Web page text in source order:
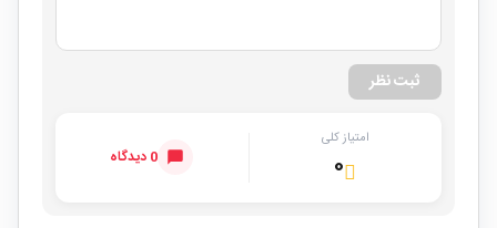
ثبت نظر
امتیاز کلی
۰ 0 دیدگاه